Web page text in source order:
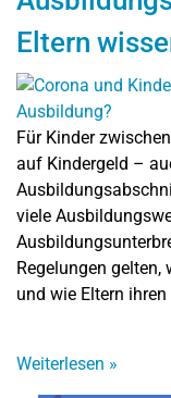
Eltern
Für Kinder
auf Kindergeld –
viele
Regelungen gelten,
und wie Eltern
Weiterlesen »